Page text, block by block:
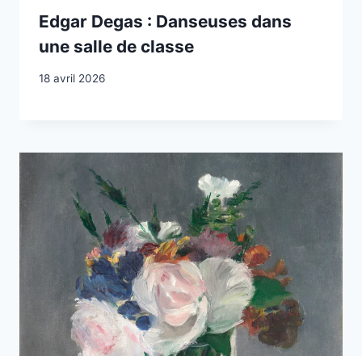
Edgar Degas : Danseuses dans
une salle de classe
18 avril 2026